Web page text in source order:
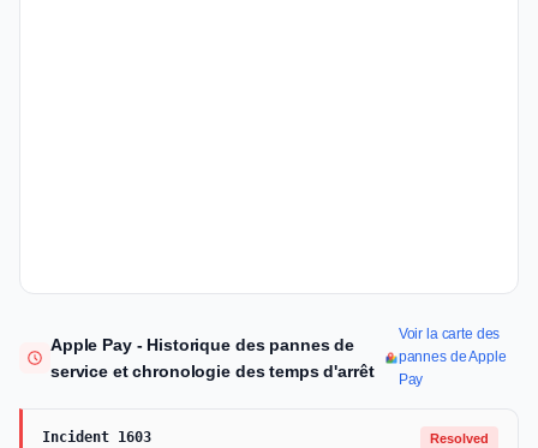
Apple Pay - Historique des pannes de
service et chronologie des temps d'arrêt
Voir la carte des
pannes de Apple
Pay
Incident 1603 Resolved